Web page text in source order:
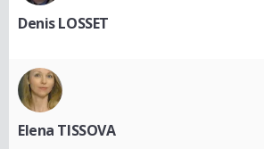
Denis LOSSET
Elena TISSOVA